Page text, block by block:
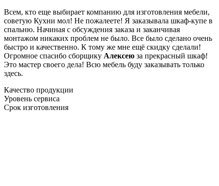
Всем, кто еще выбирает компанию для изготовления мебели,
советую Кухни мол! Не пожалеете! Я заказывала шкаф-купе в
спальню. Начиная с обсуждения заказа и заканчивая
монтажом никаких проблем не было. Все было сделано очень
быстро и качественно. К тому же мне ещё скидку сделали!
Огромное спасибо сборщику Алексею за прекрасный шкаф!
Это мастер своего дела! Всю мебель буду заказывать только
здесь.
Качество продукции
Уровень сервиса
Срок изготовления